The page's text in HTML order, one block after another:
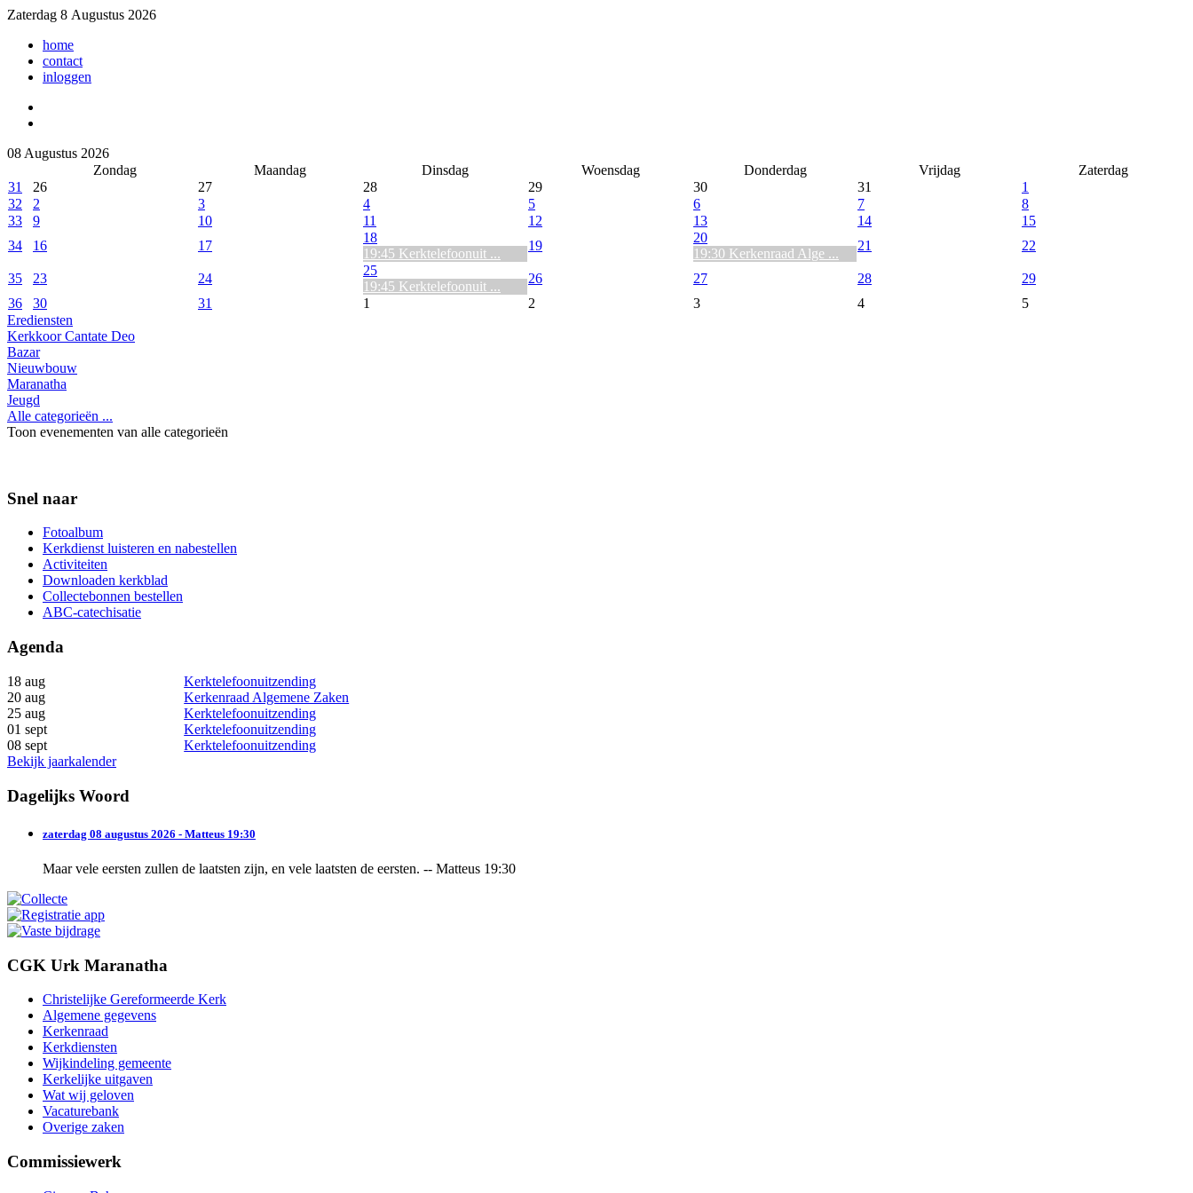
Zaterdag 8 Augustus 2026
home
contact
inloggen
08 Augustus 2026
Zondag
Maandag Dinsdag Woensdag Donderdag Vrijdag
Zaterdag
31
26 27 28 29 30 31
1
32
2 3 4 5 6 7
8
33
9 10 11 12 13 14
15
34
16 17
18
19:45 Kerktelefoonuit ...
19
20
19:30 Kerkenraad Alge ...
21 22
35 23 24
25
19:45 Kerktelefoonuit ...
26 27 28
29
36
30 31 1 2 3 4
5
Erediensten
Kerkkoor Cantate Deo
Bazar
Nieuwbouw
Maranatha
Jeugd
Alle categorieën ...
Toon evenementen van alle categorieën
Snel naar
Fotoalbum
Kerkdienst luisteren en nabestellen
Activiteiten
Downloaden kerkblad
Collectebonnen bestellen
ABC-catechisatie
Agenda
18 aug
Kerktelefoonuitzending
20 aug
Kerkenraad Algemene Zaken
25 aug
Kerktelefoonuitzending
01 sept
Kerktelefoonuitzending
08 sept
Kerktelefoonuitzending
Bekijk jaarkalender
Dagelijks Woord
zaterdag 08 augustus 2026 - Matteus 19:30
Maar vele eersten zullen de laatsten zijn, en vele laatsten de eersten. -- Matteus 19:30
CGK Urk Maranatha
Christelijke Gereformeerde Kerk
Algemene gegevens
Kerkenraad
Kerkdiensten
Wijkindeling gemeente
Kerkelijke uitgaven
Wat wij geloven
Vacaturebank
Overige zaken
Commissiewerk